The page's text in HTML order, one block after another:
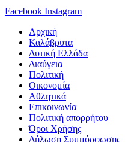
Facebook Instagram
Αρχική
Καλάβρυτα
Δυτική Ελλάδα
Διαύγεια
Πολιτική
Οικονομία
Αθλητικά
Επικοινωνία
Πολιτική απορρήτου
Όροι Χρήσης
Δήλωση Συμμόρφωσης